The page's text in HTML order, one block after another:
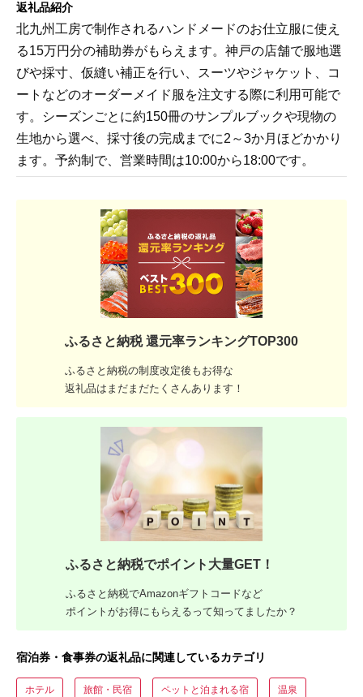
返礼品紹介
北九州工房で制作されるハンドメードのお仕立服に使え
る15万円分の補助券がもらえます。神戸の店舗で服地選
びや採寸、仮縫い補正を行い、スーツやジャケット、コ
ートなどのオーダーメイド服を注文する際に利用可能で
す。シーズンごとに約150冊のサンプルブックや現物の
生地から選べ、採寸後の完成までに2～3か月ほどかかり
ます。予約制で、営業時間は10:00から18:00です。
ふるさと納税 還元率ランキングTOP300
ふるさと納税の制度改定後もお得な
返礼品はまだまだたくさんあります！
ふるさと納税でポイント大量GET！
ふるさと納税でAmazonギフトコードなど
ポイントがお得にもらえるって知ってましたか？
宿泊券・食事券の返礼品に関連しているカテゴリ
ホテル 旅館・民宿 ペットと泊まれる宿 温泉